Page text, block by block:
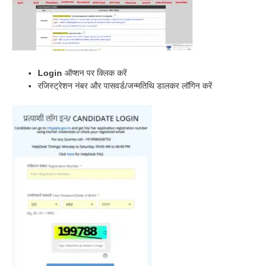
Login ऑप्शन पर क्लिक करें
रजिस्ट्रेशन नंबर और पासवर्ड/जन्मतिथि डालकर लॉगिन करें